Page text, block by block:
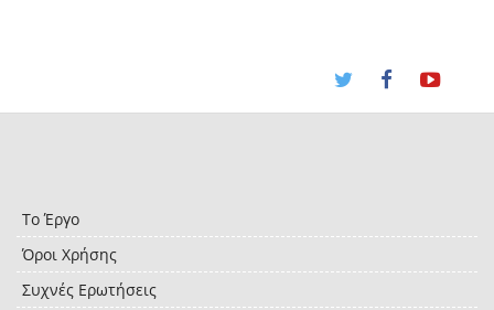
Το Έργο
Όροι Χρήσης
Συχνές Ερωτήσεις